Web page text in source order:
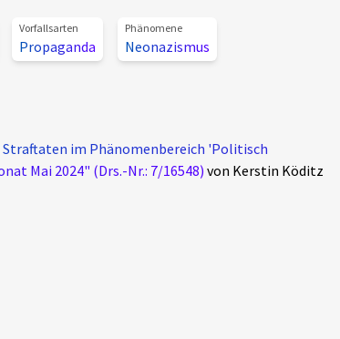
Vorfallsarten
Propaganda
Phänomene
Neonazismus
im Phänomenbereich 'Politisch
Mai 2024" (Drs.-Nr.: 7/16548) von Kerstin Köditz